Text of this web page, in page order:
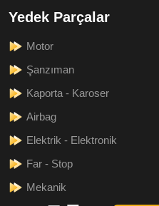
Yedek Parçalar
Motor
Şanzıman
Kaporta - Karoser
Airbag
Elektrik - Elektronik
Far - Stop
Mekanik